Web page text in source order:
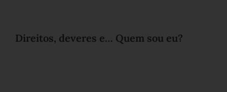
Direitos, deveres e… Quem sou eu?